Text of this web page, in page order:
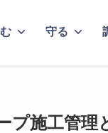
守る
プ施工管理